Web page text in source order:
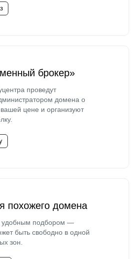
брокер»
проведут
домена о
цене и организуют
похожего домена
удобным подбором —
быть свободно в одной
зон.